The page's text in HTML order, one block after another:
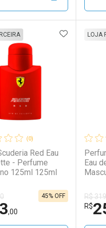
FECHAR
FECHAR
FAVORITOS
(0)
Red Eau
- Perfume
125ml 125ml
,00
45% OFF
Eau de Toilette - Perfume
LOJA
R$
R$